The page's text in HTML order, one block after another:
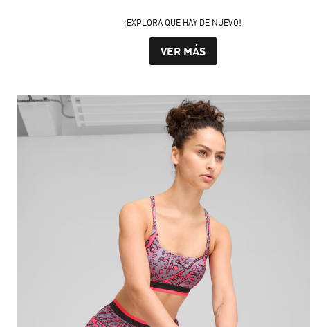
¡EXPLORÁ QUE HAY DE NUEVO!
VER MÁS